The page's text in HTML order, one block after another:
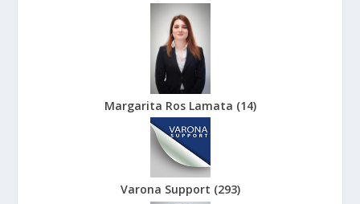
Margarita Ros Lamata (14)
Varona Support (293)